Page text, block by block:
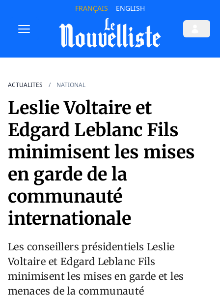
FRANÇAIS ENGLISH
ACTUALITES NATIONAL
Leslie Voltaire et
Edgard Leblanc Fils
minimisent les mises
en garde de la
communauté
internationale
Les conseillers présidentiels Leslie
Voltaire et Edgard Leblanc Fils
minimisent les mises en garde et les
menaces de la communauté